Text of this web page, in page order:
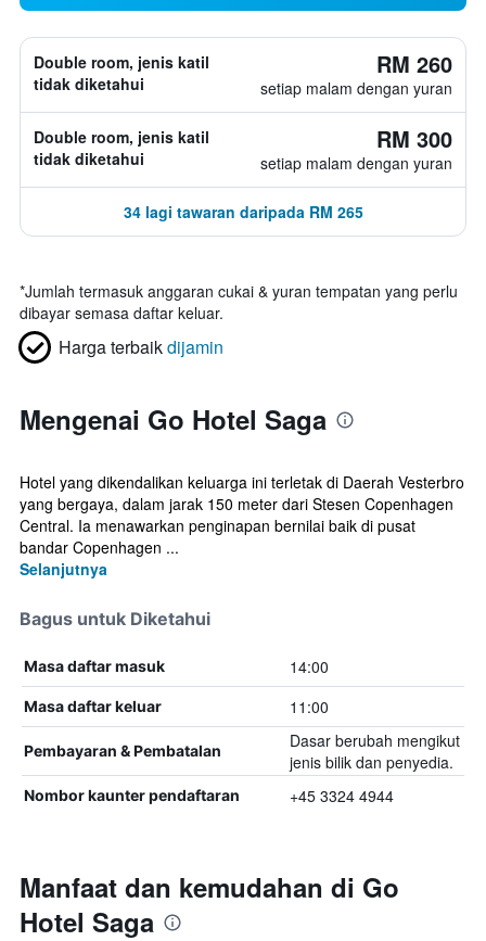
Double room, jenis katil
tidak diketahui
RM 260
setiap malam dengan yuran
Double room, jenis katil
tidak diketahui
RM 300
setiap malam dengan yuran
34 lagi tawaran daripada RM 265
*Jumlah termasuk anggaran cukai & yuran tempatan yang perlu
dibayar semasa daftar keluar.
Harga terbaikdijamin
Mengenai Go Hotel Saga
Hotel yang dikendalikan keluarga ini terletak di Daerah Vesterbro
yang bergaya, dalam jarak 150 meter dari Stesen Copenhagen
Central. Ia menawarkan penginapan bernilai baik di pusat
bandar Copenhagen ...
Selanjutnya
Bagus untuk Diketahui
Masa daftar masuk 14:00
Masa daftar keluar 11:00
Pembayaran & Pembatalan
Dasar berubah mengikut
jenis bilik dan penyedia.
Nombor kaunter pendaftaran +45 3324 4944
Manfaat dan kemudahan di Go
Hotel Saga